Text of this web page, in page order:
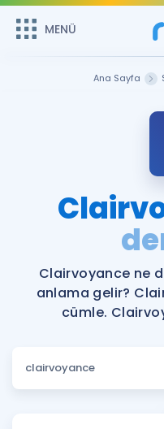
MENÜ
Remzi Hoca ile seni
MENÜ
Katılımcı Görüşleri
Faydalı Araçlar
Ücretsiz Kaynaklar
Puan Hesaplama
Ana Sayfa
Clairvoyance ne
anlama gelir?
cümle.